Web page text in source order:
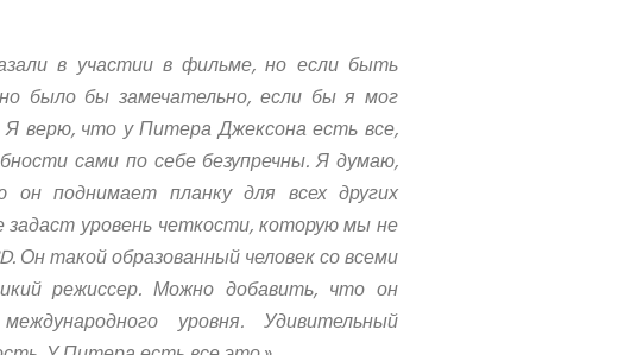
в участии в фильме, но если быть
было бы замечательно, если бы я мог
верю, что у Питера Джексона есть все,
сами по себе безупречны. Я думаю,
поднимает планку для всех других
задаст уровень четкости, которую мы не
Он такой образованный человек со всеми
режиссер. Можно добавить, что он
уровня. Удивительный